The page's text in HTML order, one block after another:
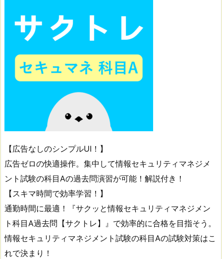
【広告なしのシンプルUI！】
広告ゼロの快適操作。集中して情報セキュリティマネジメ
ント試験の科目Aの過去問演習が可能！解説付き！
【スキマ時間で効率学習！】
通勤時間に最適！『サクッと情報セキュリティマネジメン
ト科目A過去問【サクトレ】』で効率的に合格を目指そう。
情報セキュリティマネジメント試験の科目Aの試験対策はこ
れで決まり！